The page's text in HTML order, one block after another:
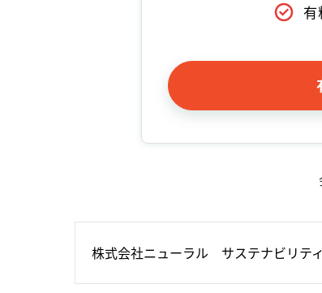
有
株式会社ニューラル　サステナビリテ